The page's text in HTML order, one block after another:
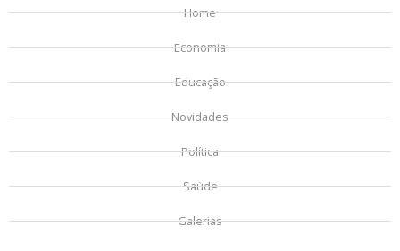
Home
Economia
Educação
Novidades
Política
Saúde
Galerias